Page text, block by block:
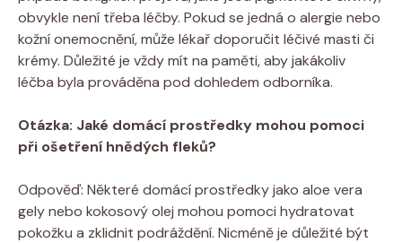
obvykle není třeba léčby. Pokud se jedná o alergie nebo
kožní onemocnění, může lékař doporučit léčivé masti či
krémy. Důležité je vždy mít na paměti, aby jakákoliv
léčba byla prováděna pod dohledem odborníka.
Otázka: Jaké domácí prostředky mohou pomoci
při ošetření hnědých fleků?
Odpověď: Některé domácí prostředky jako aloe vera
gely nebo kokosový olej mohou pomoci hydratovat
pokožku a zklidnit podráždění. Nicméně je důležité být